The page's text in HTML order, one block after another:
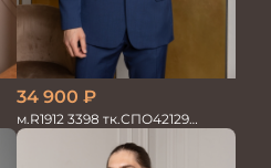
34 900 ₽
м.R1912 3398 тк.СПО42129
Костюм мужской